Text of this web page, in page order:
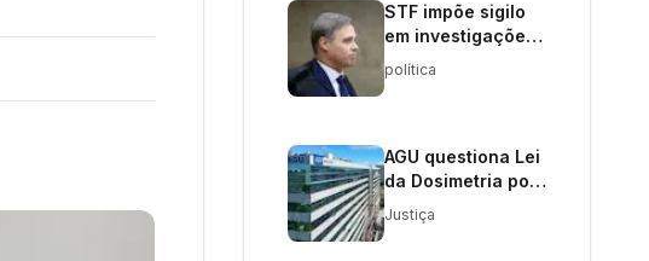
STF impõe sigilo
em investigações
sobre Daniel
Vorcaro e
política
AGU questiona Lei
da Dosimetria por
inconstitucionalidade
Justiça